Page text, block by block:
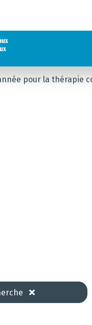
pour la thérapie